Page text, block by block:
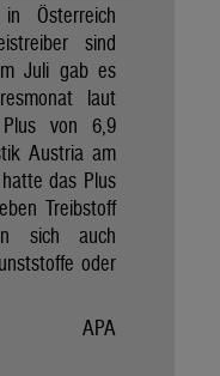
in Österreich
sind
Juli gab es
laut
von 6,9
Austria am
das Plus
Treibstoff
sich auch
oder
APA